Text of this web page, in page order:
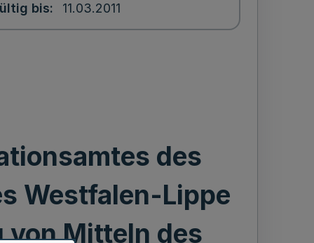
bis
11.03.2011
des
Westfalen-Lippe
von Mitteln des